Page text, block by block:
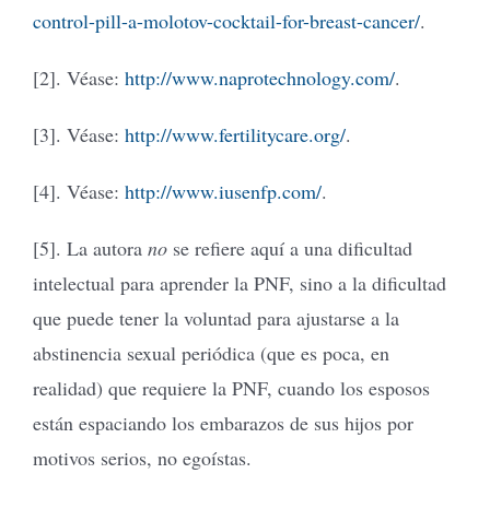
control-pill-a-molotov-cocktail-for-breast-cancer/.
[2]. Véase: http://www.naprotechnology.com/.
[3]. Véase: http://www.fertilitycare.org/.
[4]. Véase: http://www.iusenfp.com/.
[5]. La autora no se refiere aquí a una dificultad
intelectual para aprender la PNF, sino a la dificultad
que puede tener la voluntad para ajustarse a la
abstinencia sexual periódica (que es poca, en
realidad) que requiere la PNF, cuando los esposos
están espaciando los embarazos de sus hijos por
motivos serios, no egoístas.